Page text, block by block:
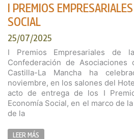
I PREMIOS
SOCIAL
25/07/2025
I Premios Empresariales de
Confederación de Asociaciones
Castilla-La Mancha ha
noviembre, en los salones del
acto de entrega de los I
Economía Social, en el marco de
de la
LEER MÁS